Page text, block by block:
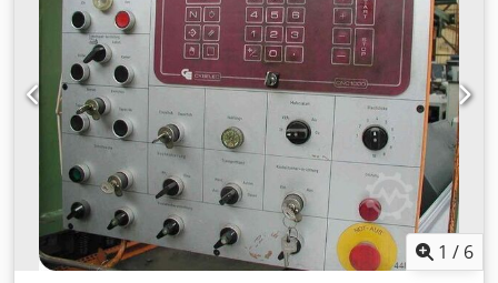
weight approx.: 1.6 t Required space approx.: 1.6 x 0.85 x
1.8 m
1 / 6